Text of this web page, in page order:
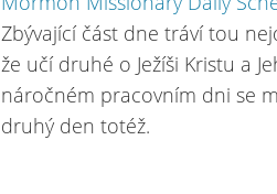
Zbývající část dne tráví tou
že učí druhé o Ježíši Kristu a
náročném pracovním dni se
druhý den totéž.